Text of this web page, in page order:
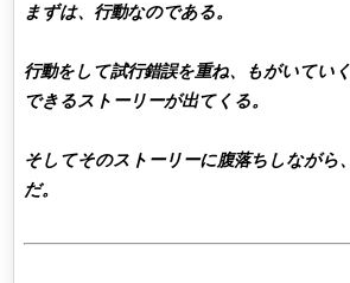
まずは、行動なのである。
行動をして試行錯誤を重ね、もがいてい
できるストーリーが出てくる。
そしてそのストーリーに腹落ちしながら
だ。